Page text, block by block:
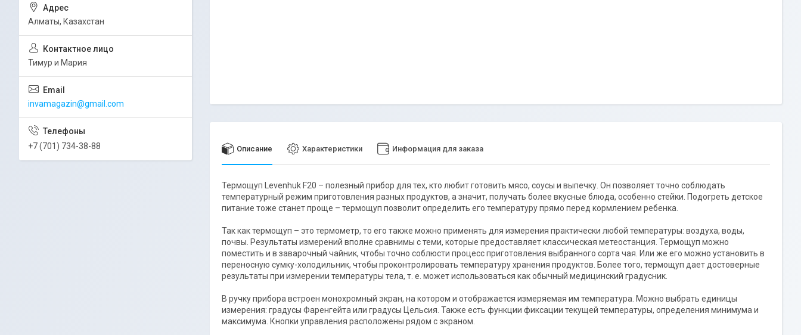
Описание Характеристики Информация для заказа
Термощуп Levenhuk F20 – полезный прибор для тех, кто любит готовить мясо, соусы и выпечку. Он позволяет точно соблюдать
температурный режим приготовления разных продуктов, а значит, получать более вкусные блюда, особенно стейки. Подогреть детское
питание тоже станет проще – термощуп позволит определить его температуру прямо перед кормлением ребенка.
Так как термощуп – это термометр, то его также можно применять для измерения практически любой температуры: воздуха, воды,
почвы. Результаты измерений вполне сравнимы с теми, которые предоставляет классическая метеостанция. Термощуп можно
поместить и в заварочный чайник, чтобы точно соблюсти процесс приготовления выбранного сорта чая. Или же его можно установить в
переносную сумку-холодильник, чтобы проконтролировать температуру хранения продуктов. Более того, термощуп дает достоверные
результаты при измерении температуры тела, т. е. может использоваться как обычный медицинский градусник.
В ручку прибора встроен монохромный экран, на котором и отображается измеряемая им температура. Можно выбрать единицы
измерения: градусы Фаренгейта или градусы Цельсия. Также есть функции фиксации текущей температуры, определения минимума и
максимума. Кнопки управления расположены рядом с экраном.
Алматы, Казахстан
Тимур и Мария
invamagazin@gmail.com
+7 (701) 734-38-88